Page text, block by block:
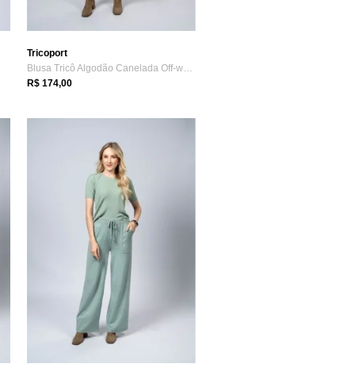
Tricoport
Blusa Tricô Algodão Canelada Off-white
R$ 174,00